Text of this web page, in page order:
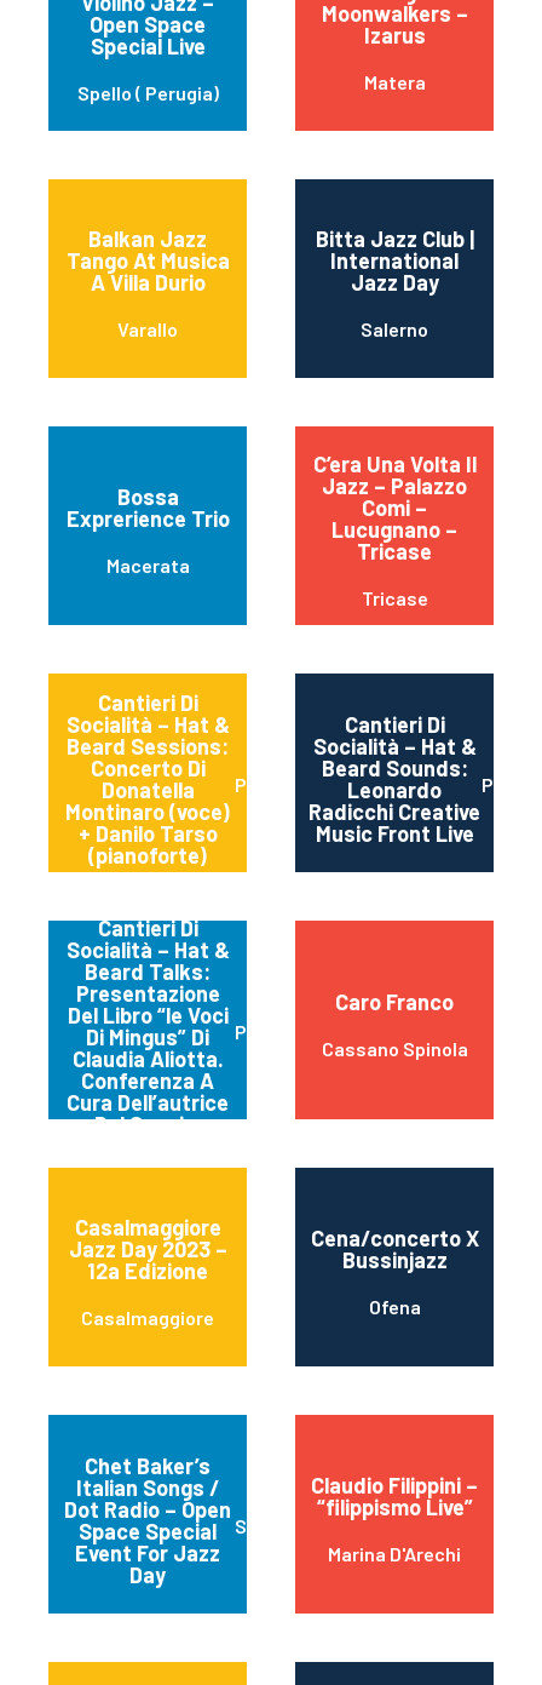
Open Space
Special Live
Spello ( Perugia)
Moonwalkers –
Izarus
Matera
Balkan Jazz
Tango At Musica
A Villa Durio
Varallo
Bitta Jazz Club |
International
Jazz Day
Salerno
Bossa
Exprerience Trio
Macerata
C’era Una Volta Il
Jazz – Palazzo
Comi –
Lucugnano –
Tricase
Tricase
Cantieri Di
Socialità – Hat &
Beard Sessions:
Concerto Di
Donatella
Montinaro (voce)
+ Danilo Tarso
(pianoforte)
Perugia
Cantieri Di
Socialità – Hat &
Beard Sounds:
Leonardo
Radicchi Creative
Music Front Live
Cantieri Di
Socialità – Hat &
Beard Talks:
Presentazione
Del Libro “le Voci
Di Mingus” Di
Claudia Aliotta.
Conferenza A
Cura Dell’autrice
Del Saggio.
Perugia
Caro Franco
Cassano Spinola
Casalmaggiore
Jazz Day 2023 –
12a Edizione
Casalmaggiore
Cena/concerto X
Bussinjazz
Ofena
Chet Baker’s
Italian Songs /
Dot Radio – Open
Space Special
Event For Jazz
Day
Spello ( Perugia)
Claudio Filippini –
“filippismo Live”
Marina D'Arechi